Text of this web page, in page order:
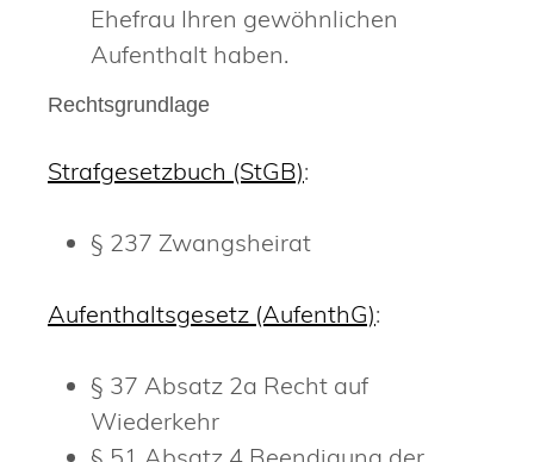
Ehefrau Ihren gewöhnlichen
Aufenthalt haben.
Rechtsgrundlage
Strafgesetzbuch (StGB):
§ 237 Zwangsheirat
Aufenthaltsgesetz (AufenthG):
§ 37 Absatz 2a Recht auf
Wiederkehr